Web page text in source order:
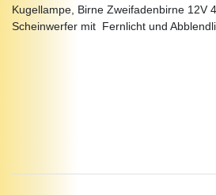
Kugellampe, Birne Zweifadenbirne 12V
Scheinwerfer mit Fernlicht und